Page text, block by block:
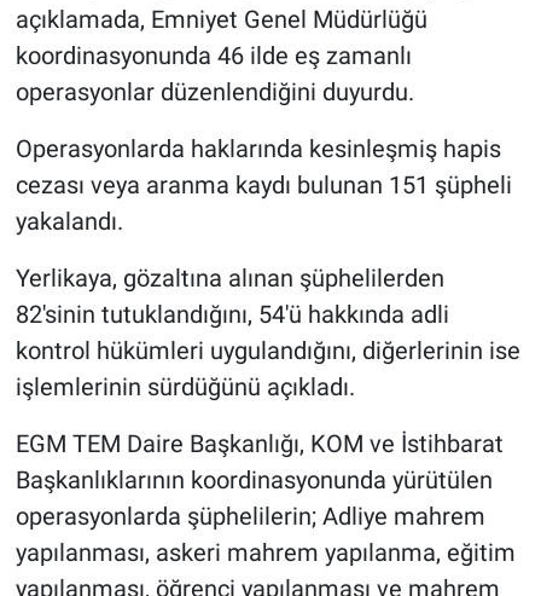
açıklamada, Emniyet Genel Müdürlüğü
koordinasyonunda 46 ilde eş zamanlı
operasyonlar düzenlendiğini duyurdu.
Operasyonlarda haklarında kesinleşmiş hapis
cezası veya aranma kaydı bulunan 151 şüpheli
yakalandı.
Yerlikaya, gözaltına alınan şüphelilerden
82'sinin tutuklandığını, 54'ü hakkında adli
kontrol hükümleri uygulandığını, diğerlerinin ise
işlemlerinin sürdüğünü açıkladı.
EGM TEM Daire Başkanlığı, KOM ve İstihbarat
Başkanlıklarının koordinasyonunda yürütülen
operasyonlarda şüphelilerin; Adliye mahrem
yapılanması, askeri mahrem yapılanma, eğitim
yapılanması, öğrenci yapılanması ve mahrem